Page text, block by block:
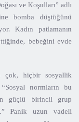
ve Koşulları” adlı
bomba düştüğünü
Kadın patlamanın
bebeğini evde
çok, hiçbir sosyallik
normların bu
güçlü birincil grup
Panik uzun vadeli